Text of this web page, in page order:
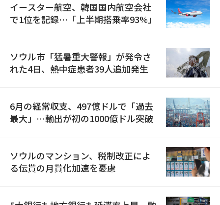
イースター航空、韓国国内航空会社
で1位を記録…「上半期搭乗率93%」
ソウル市「猛暑重大警報」が発令さ
れた4日、熱中症患者39人追加発生
6月の経常収支、497億ドルで「過去
最大」…輸出が初の1000億ドル突破
ソウルのマンション、税制改正によ
る伝貰の月貰化加速を憂慮